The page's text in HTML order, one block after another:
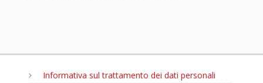
Informativa sul trattamento dei dati personali